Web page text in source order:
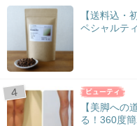
【送料込・
ペシャルテ
【美脚への
る！360度